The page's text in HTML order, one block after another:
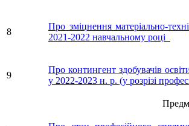
8
Про зміцнення матеріально-
2021-2022 навчальному році
9
Про контингент здобувачів
у 2022-2023 н. р. (у розрізі
Предмети